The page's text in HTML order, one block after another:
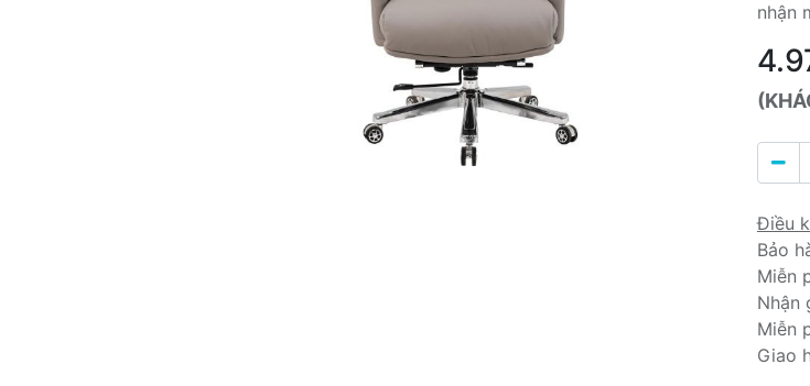
nhận
Điều
Bảo
Miễn
Nhận
Miễn
Giao